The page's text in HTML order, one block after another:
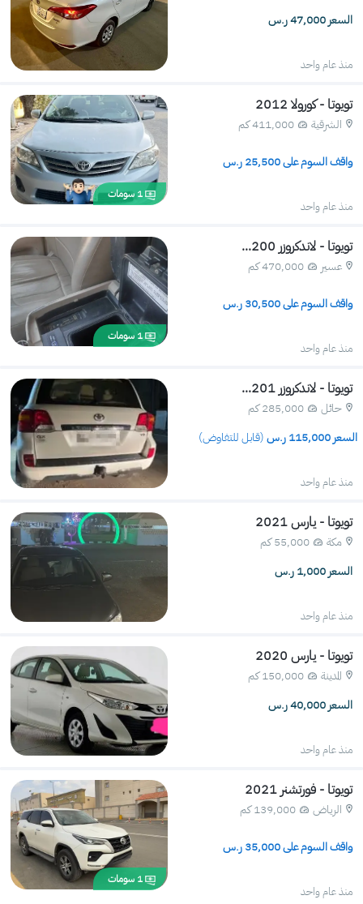
السعر 47,000 ر.س
منذ عام واحد
تويوتا - كورولا 2012
الشرقية 411,000 كم
واقف السوم على 25,500 ر.س
منذ عام واحد
1 سومات
تويوتا - لاندكروزر 200...
عسير 470,000 كم
واقف السوم على 30,500 ر.س
منذ عام واحد
1 سومات
تويوتا - لاندكروزر 201...
حائل
285,000 كم
115,000 ر.س (قابل للتفاوض)
منذ عام واحد
تويوتا - يارس 2021
مكة
55,000 كم
السعر 1,000 ر.س
منذ عام واحد
تويوتا - يارس 2020
المدينة
150,000 كم
السعر 40,000 ر.س
منذ عام واحد
تويوتا - فورتشنر 2021
الرياض 139,000 كم
واقف السوم على 35,000 ر.س
منذ عام واحد
1 سومات